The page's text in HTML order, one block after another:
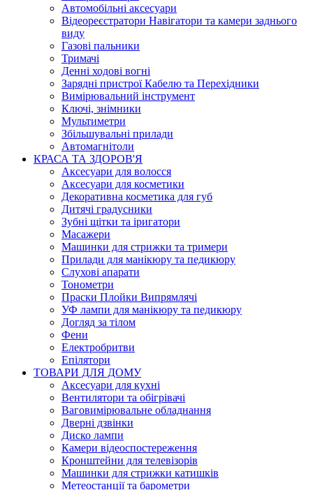
Автомобільні аксесуари
Відеореєстратори Навігатори та камери заднього
виду
Газові пальники
Тримачі
Денні ходові вогні
Зарядні пристрої Кабелю та Перехідники
Вимірювальний інструмент
Ключі, знімники
Мультиметри
Збільшувальні прилади
Автомагнітоли
КРАСА ТА ЗДОРОВ'Я
Аксесуари для волосся
Аксесуари для косметики
Декоративна косметика для губ
Дитячі градусники
Зубні щітки та іригатори
Масажери
Машинки для стрижки та тримери
Прилади для манікюру та педикюру
Слухові апарати
Тонометри
Праски Плойки Випрямлячі
УФ лампи для манікюру та педикюру
Догляд за тілом
Фени
Електробритви
Епілятори
ТОВАРИ ДЛЯ ДОМУ
Аксесуари для кухні
Вентилятори та обігрівачі
Ваговимірювальне обладнання
Дверні дзвінки
Диско лампи
Камери відеоспостереження
Кронштейни для телевізорів
Машинки для стрижки катишків
Метеостанції та барометри